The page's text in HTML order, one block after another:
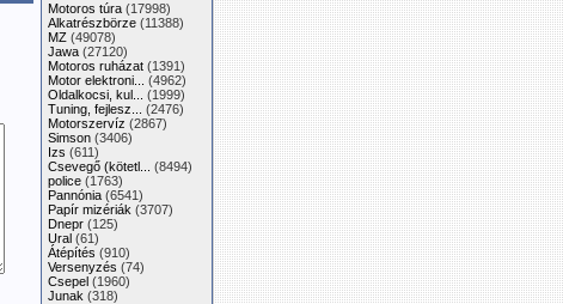
Motoros túra (17998)
Alkatrészbörze (11388)
MZ (49078)
Jawa (27120)
Motoros ruházat (1391)
Motor elektroni...
(4962)
Oldalkocsi, kul...
(1999)
Tuning, fejlesz...
(2476)
Motorszervíz (2867)
Simson (3406)
Izs (611)
Csevegő (kötetl...
(8494)
police (1763)
Pannónia (6541)
Papír mizériák (3707)
Dnepr (125)
Ural (61)
Átépítés (910)
Versenyzés (74)
Csepel (1960)
Junak (318)